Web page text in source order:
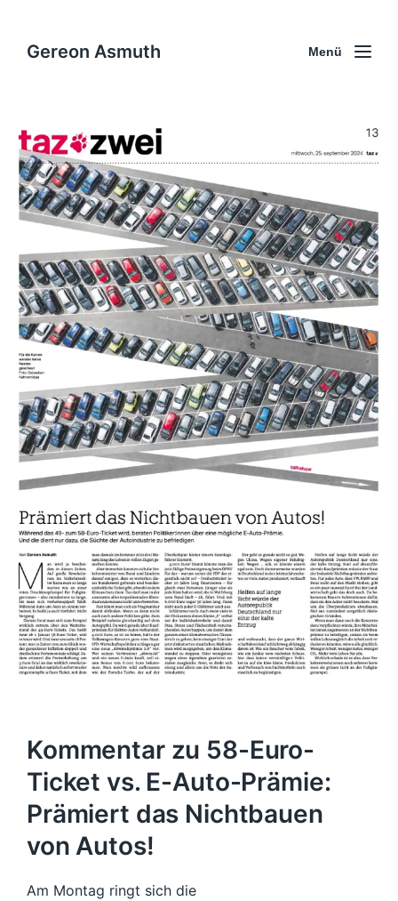
Gereon Asmuth Menü
Kommentar zu 58-Euro-
Ticket vs. E-Auto-Prämie:
Prämiert das Nichtbauen
von Autos!
Am Montag ringt sich die